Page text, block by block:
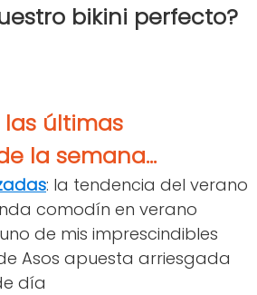
bikini perfecto?
las últimas
la semana...
: la tendencia del verano
comodín en verano
de mis imprescindibles
Asos apuesta arriesgada
día